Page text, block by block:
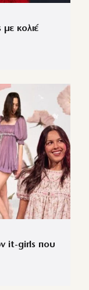
κολιέ
it-girls που